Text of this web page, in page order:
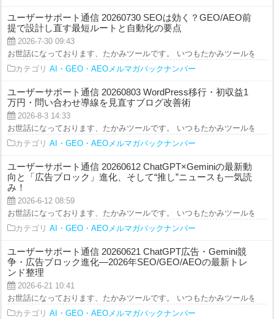
ユーザーサポート通信 20260730 SEOは効く？GEO/AEO前
提で設計し直す最短ルートと自動化の要点
2026-7-30 09:43
お世話になっております、たかみツールです。 いつもたかみツールをご
カテゴリ AI・GEO・AEOメルマガバックナンバー
ユーザーサポート通信 20260803 WordPress移行・初収益1
万円・問い合わせ導線を見直すブログ改善術
2026-8-3 14:33
お世話になっております、たかみツールです。 いつもたかみツールをご
カテゴリ AI・GEO・AEOメルマガバックナンバー
ユーザーサポート通信 20260612 ChatGPT×Geminiの最新動
向と「広告ブロック」進化、そして“推し”ニュースも一気読
み！
2026-6-12 08:59
お世話になっております、たかみツールです。 いつもたかみツールをご
カテゴリ AI・GEO・AEOメルマガバックナンバー
ユーザーサポート通信 20260621 ChatGPT広告・Gemini競
争・広告ブロック進化—2026年SEO/GEO/AEOの最新トレ
ンド整理
2026-6-21 10:41
お世話になっております、たかみツールです。 いつもたかみツールをご
カテゴリ AI・GEO・AEOメルマガバックナンバー